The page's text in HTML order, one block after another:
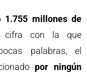
1.755 millones de
cifra con la que
palabras, el
por ningún